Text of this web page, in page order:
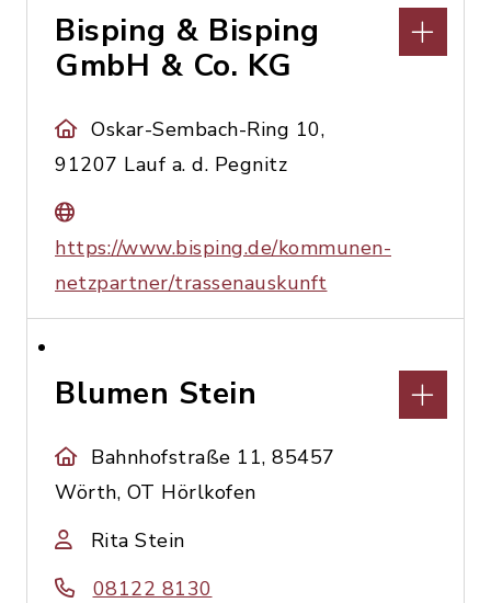
Bisping & Bisping
GmbH & Co. KG
Oskar-Sembach-Ring 10,
91207 Lauf a. d. Pegnitz
https://www.bisping.de/kommunen-
netzpartner/trassenauskunft
Blumen Stein
Bahnhofstraße 11, 85457
Wörth, OT Hörlkofen
Rita Stein
08122 8130